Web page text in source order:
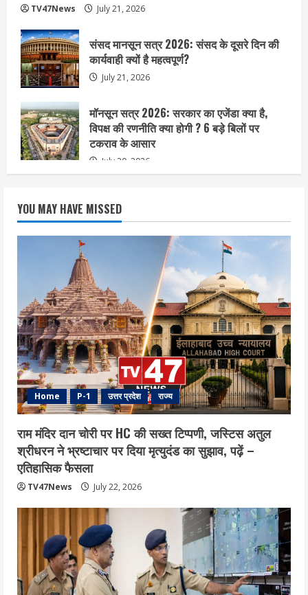
TV47News July 21, 2026
संसद मानसून सत्र 2026: संसद के दूसरे दिन की
कार्यवाही क्यों है महत्वपूर्ण?
July 21, 2026
मॉनसून सत्र 2026: सरकार का एजेंडा क्या है,
विपक्ष की रणनीति क्या होगी ? 6 बड़े बिलों पर
टकराव के आसार
July 20, 2026
YOU MAY HAVE MISSED
Home P-1 उत्तर प्रदेश राज्य
राम मंदिर दान चोरी पर HC की सख्त टिप्पणी, जस्टिस अतुल
श्रीधरन ने भ्रष्टाचार पर द‍िया मृत्युदंड का सुझाव, पढ़ें –
एत‍िहास‍िक फैसला
TV47News July 22, 2026